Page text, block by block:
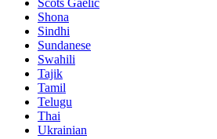
Scots Gaelic
Shona
Sindhi
Sundanese
Swahili
Tajik
Tamil
Telugu
Thai
Ukrainian